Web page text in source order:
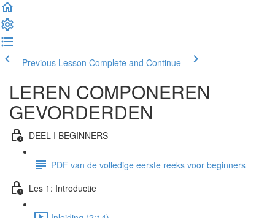
Previous Lesson Complete and Continue
LEREN COMPONEREN
GEVORDERDEN
DEEL I BEGINNERS
PDF van de volledige eerste reeks voor beginners
Les 1: Introductie